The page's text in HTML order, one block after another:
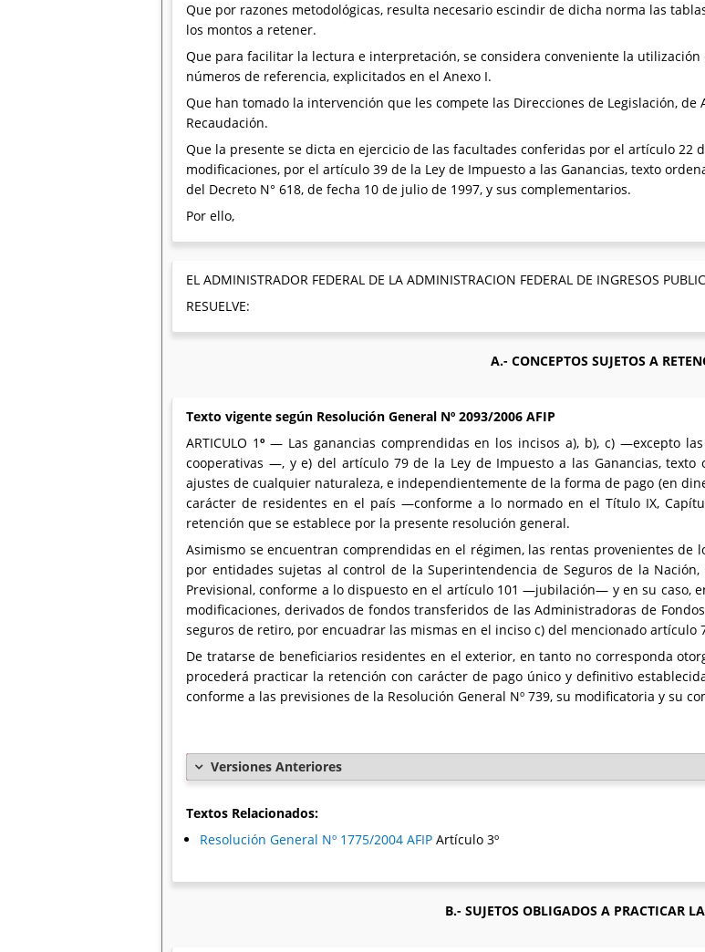
Que por razones metodológicas, resulta necesario escindir de dicha norma las
los montos a retener.
Que para facilitar la lectura e interpretación, se considera conveniente la
números de referencia, explicitados en el Anexo I.
Que han tomado la intervención que les compete las Direcciones de Legislación, de
Recaudación.
Que la presente se dicta en ejercicio de las facultades conferidas por el artículo 22
modificaciones, por el artículo 39 de la Ley de Impuesto a las Ganancias, texto
del Decreto N° 618, de fecha 10 de julio de 1997, y sus complementarios.
Por ello,
EL ADMINISTRADOR FEDERAL DE LA ADMINISTRACION FEDERAL DE INGRESOS
RESUELVE:
A.- CONCEPTOS SUJETOS A
Texto vigente según Resolución General Nº 2093/2006 AFIP
ARTICULO 1º — Las ganancias comprendidas en los incisos a), b), c) —excepto
cooperativas —, y e) del artículo 79 de la Ley de Impuesto a las Ganancias, texto
ajustes de cualquier naturaleza, e independientemente de la forma de pago (en
carácter de residentes en el país —conforme a lo normado en el Título IX,
retención que se establece por la presente resolución general.
Asimismo se encuentran comprendidas en el régimen, las rentas provenientes
por entidades sujetas al control de la Superintendencia de Seguros de la
Previsional, conforme a lo dispuesto en el artículo 101 —jubilación— y en su caso,
modificaciones, derivados de fondos transferidos de las Administradoras de
seguros de retiro, por encuadrar las mismas en el inciso c) del mencionado artículo
De tratarse de beneficiarios residentes en el exterior, en tanto no corresponda
procederá practicar la retención con carácter de pago único y definitivo
conforme a las previsiones de la Resolución General Nº 739, su modificatoria y su
Versiones Anteriores
Textos Relacionados:
Resolución General Nº 1775/2004 AFIP Artículo 3º
B.- SUJETOS OBLIGADOS A PRACTICAR